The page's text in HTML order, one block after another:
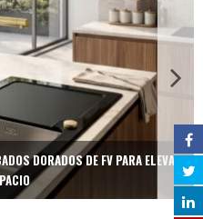
DORADOS DE FV PARA ELEVAR